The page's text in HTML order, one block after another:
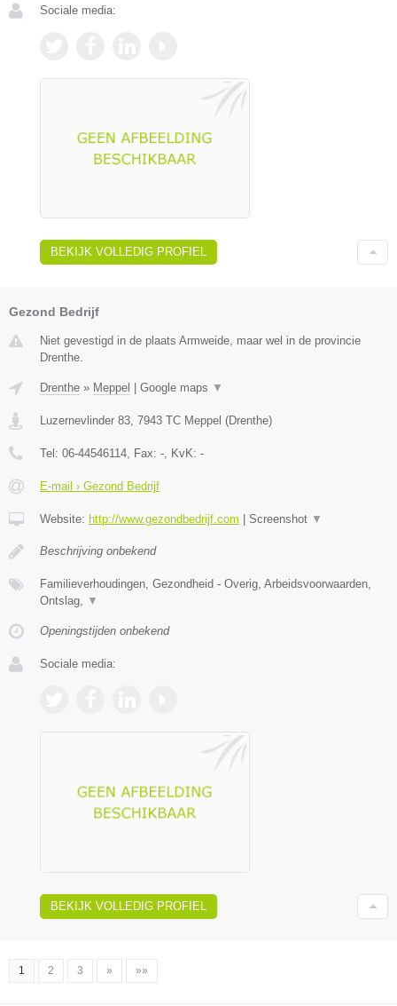
Sociale media:
BEKIJK VOLLEDIG PROFIEL
Gezond Bedrijf
Niet gevestigd in de plaats Armweide, maar wel in de provincie
Drenthe.
Drenthe » Meppel Google maps ▼
Luzernevlinder 83, 7943 TC Meppel (Drenthe)
Tel: 06-44546114, Fax: -, KvK: -
E-mail › Gezond Bedrijf
Website: http://www.gezondbedrijf.com Screenshot ▼
Beschrijving onbekend
Familieverhoudingen, Gezondheid - Overig, Arbeidsvoorwaarden,
Ontslag, ▼
Openingstijden onbekend
Sociale media:
BEKIJK VOLLEDIG PROFIEL
1 2 3 » »»